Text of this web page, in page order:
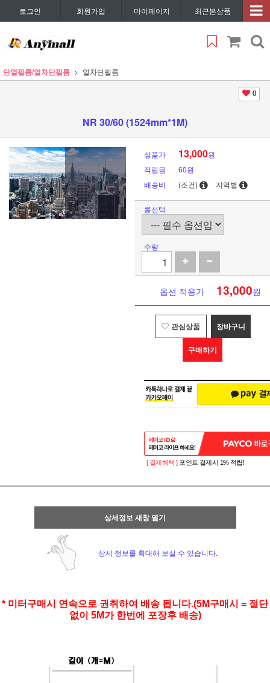
로그인 회원가입 마이페이지 최근본상품
단열필름/열차단필름 열차단필름
0
NR 30/60 (1524mm*1M)
상품가 13,000원
적립금
60원
배송비
(조건) 지역별
롤선택
수량
옵션 적용가 13,000원
관심상품 장바구니
구매하기
[ 결제혜택 ] 포인트 결제시 1% 적립!
상세정보 새창 열기
상세 정보를 확대해 보실 수 있습니다.
* 미터구매시 연속으로 권취하여 배송 됩니다.(5M구매시 = 절단
없이 5M가 한번에 포장후 배송)